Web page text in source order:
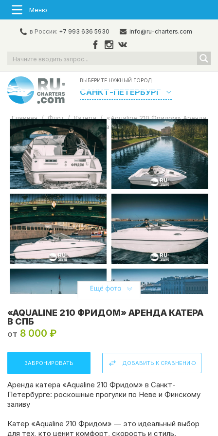
Меню
в России: +7 993 636 5930 info@ru-charters.com
ВЫБЕРИТЕ НУЖНЫЙ ГОРОД:
САНКТ-ПЕТЕРБУРГ
Главная / Флот / Катера / «Aqualine 210 Фридом» Аренда
катера в СПб
«AQUALINE 210 ФРИДОМ» АРЕНДА КАТЕРА
В СПБ
от 8 000 ₽
ЗАБРОНИРОВАТЬ ДОБАВИТЬ К СРАВНЕНИЮ
Аренда катера «Aqualine 210 Фридом» в Санкт-
Петербурге: роскошные прогулки по Неве и Финскому
заливу
Катер «Aqualine 210 Фридом» — это идеальный выбор
для тех, кто ценит комфорт, скорость и стиль.